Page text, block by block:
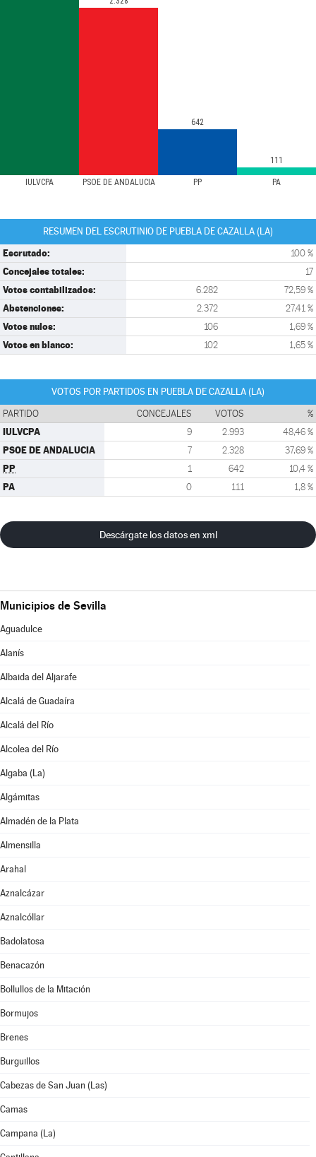
IULVCPA PSOE DE ANDALUCIA PP PA
642
111
RESUMEN DEL ESCRUTINIO DE PUEBLA DE CAZALLA (LA)
Escrutado: 100 %
Concejales totales: 17
Votos contabilizados: 6.282 72,59 %
Abstenciones: 2.372 27,41 %
Votos nulos: 106 1,69 %
Votos en blanco: 102 1,65 %
VOTOS POR PARTIDOS EN PUEBLA DE CAZALLA (LA)
PARTIDO CONCEJALES VOTOS %
IULVCPA 9 2.993 48,46 %
PSOE DE ANDALUCIA 7 2.328 37,69 %
PP 1 642 10,4 %
PA 0 111 1,8 %
Descárgate los datos en xml
Municipios de Sevilla
Aguadulce
Alanís
Albaida del Aljarafe
Alcalá de Guadaíra
Alcalá del Río
Alcolea del Río
Algaba (La)
Algámitas
Almadén de la Plata
Almensilla
Arahal
Aznalcázar
Aznalcóllar
Badolatosa
Benacazón
Bollullos de la Mitación
Bormujos
Brenes
Burguillos
Cabezas de San Juan (Las)
Camas
Campana (La)